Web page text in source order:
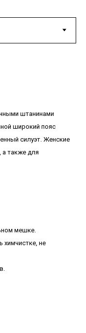
штанинами
широкий пояс
силуэт. Женские
а также для
мешке.
химчистке, не